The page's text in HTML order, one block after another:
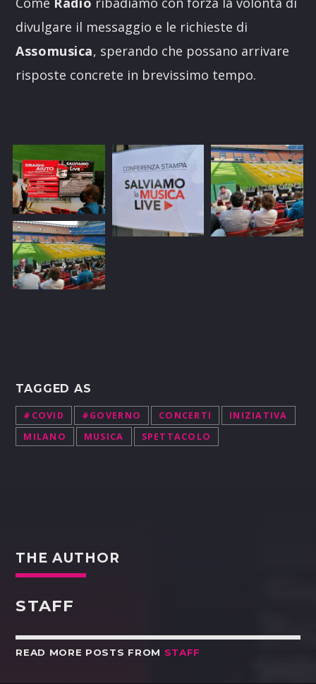
divulgare il messaggio e le richieste di
Assomusica, sperando che possano arrivare
risposte concrete in brevissimo tempo.
TAGGED AS
#COVID #GOVERNO CONCERTI
INIZIATIVA
MILANO
MUSICA SPETTACOLO
THE AUTHOR
STAFF
READ MORE POSTS FROM STAFF